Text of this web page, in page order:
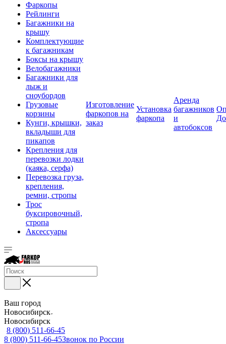
Фаркопы
Рейлинги
Багажники на
крышу
Комплектующие
к багажникам
Боксы на крышу
Велобагажники
Багажники для
лыж и
сноубордов
Грузовые
корзины
Кунги, крышки,
вкладыши для
пикапов
Крепления для
перевозки лодки
(каяка, серфа)
Перевозка груза,
крепления,
ремни, стропы
Трос
буксировочный,
стропа
Аксессуары
Изготовление
фаркопов на
заказ
Установка
фаркопа
Аренда
багажников
и
автобоксов
Ваш город
Новосибирск
Новосибирск
8 (800) 511-66-45
8 (800) 511-66-45Звонок по России